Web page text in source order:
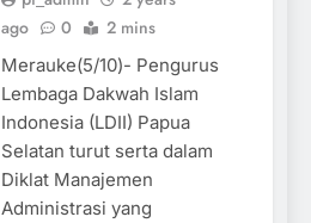
ago
0 2 mins
Merauke(5/10)- Pengurus
Lembaga Dakwah Islam
Indonesia (LDII) Papua
Selatan turut serta dalam
Diklat Manajemen
Administrasi yang